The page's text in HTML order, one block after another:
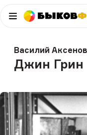
Быков
Василий Аксенов
Джин Грин